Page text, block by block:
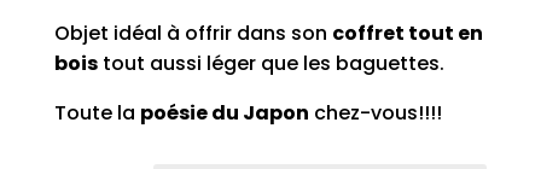
Objet idéal à offrir dans son coffret tout en
boistout aussi léger que les baguettes.
Toute la poésie du Japon chez-vous!!!!